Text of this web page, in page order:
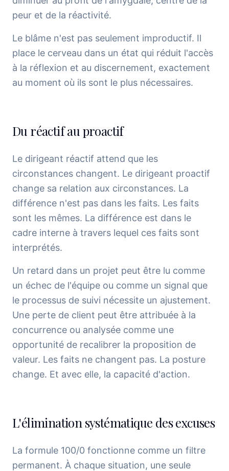
peur et de la réactivité.
Le blâme n'est pas seulement improductif. Il
place le cerveau dans un état qui réduit l'accès
à la réflexion et au discernement, exactement
au moment où ils sont le plus nécessaires.
Du réactif au proactif
Le dirigeant réactif attend que les
circonstances changent. Le dirigeant proactif
change sa relation aux circonstances. La
différence n'est pas dans les faits. Les faits
sont les mêmes. La différence est dans le
cadre interne à travers lequel ces faits sont
interprétés.
Un retard dans un projet peut être lu comme
un échec de l'équipe ou comme un signal que
le processus de suivi nécessite un ajustement.
Une perte de client peut être attribuée à la
concurrence ou analysée comme une
opportunité de recalibrer la proposition de
valeur. Les faits ne changent pas. La posture
change. Et avec elle, la capacité d'action.
L'élimination systématique des excuses
La formule 100/0 fonctionne comme un filtre
permanent. À chaque situation, une seule